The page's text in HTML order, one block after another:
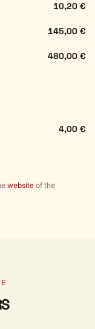
10,20 €
145,00 €
480,00 €
4,00 €
website of the